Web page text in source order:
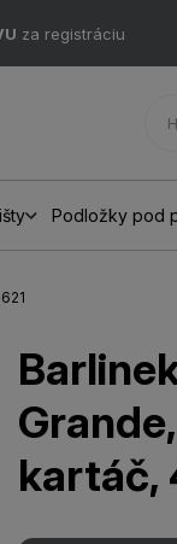
za registráciu
Podložky pod
kartáč,